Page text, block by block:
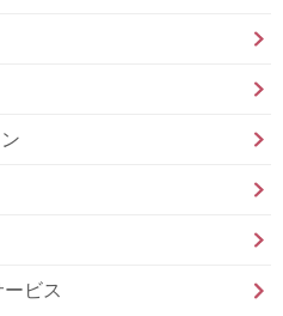
ビス